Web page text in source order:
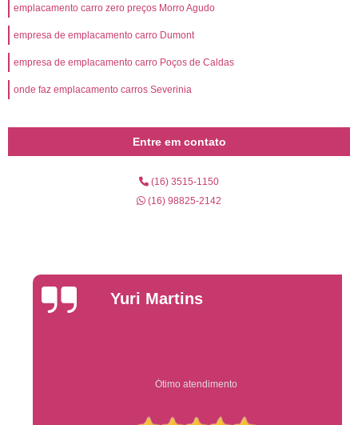
emplacamento carro zero preços Morro Agudo
empresa de emplacamento carro Dumont
empresa de emplacamento carro Poços de Caldas
onde faz emplacamento carros Severinia
Entre em contato
(16) 3515-1150
(16) 98825-2142
Yuri Martins
Ótimo atendimento